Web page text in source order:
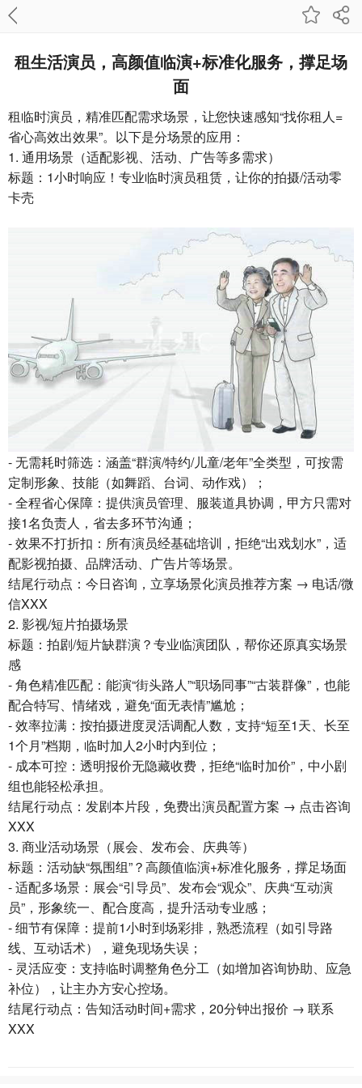
租生活演员，高颜值临演+标准化服务，撑足场
面
租临时演员，精准匹配需求场景，让您快速感知“找你租人=
省心高效出效果”。以下是分场景的应用：
1. 通用场景（适配影视、活动、广告等多需求）
标题：1小时响应！专业临时演员租赁，让你的拍摄/活动零
卡壳
- 无需耗时筛选：涵盖“群演/特约/儿童/老年”全类型，可按需
定制形象、技能（如舞蹈、台词、动作戏）；
- 全程省心保障：提供演员管理、服装道具协调，甲方只需对
接1名负责人，省去多环节沟通；
- 效果不打折扣：所有演员经基础培训，拒绝“出戏划水”，适
配影视拍摄、品牌活动、广告片等场景。
结尾行动点：今日咨询，立享场景化演员推荐方案 → 电话/微
信XXX
2. 影视/短片拍摄场景
标题：拍剧/短片缺群演？专业临演团队，帮你还原真实场景
感
- 角色精准匹配：能演“街头路人”“职场同事”“古装群像”，也能
配合特写、情绪戏，避免“面无表情”尴尬；
- 效率拉满：按拍摄进度灵活调配人数，支持“短至1天、长至
1个月”档期，临时加人2小时内到位；
- 成本可控：透明报价无隐藏收费，拒绝“临时加价”，中小剧
组也能轻松承担。
结尾行动点：发剧本片段，免费出演员配置方案 → 点击咨询
XXX
3. 商业活动场景（展会、发布会、庆典等）
标题：活动缺“氛围组”？高颜值临演+标准化服务，撑足场面
- 适配多场景：展会“引导员”、发布会“观众”、庆典“互动演
员”，形象统一、配合度高，提升活动专业感；
- 细节有保障：提前1小时到场彩排，熟悉流程（如引导路
线、互动话术），避免现场失误；
- 灵活应变：支持临时调整角色分工（如增加咨询协助、应急
补位），让主办方安心控场。
结尾行动点：告知活动时间+需求，20分钟出报价 → 联系
XXX